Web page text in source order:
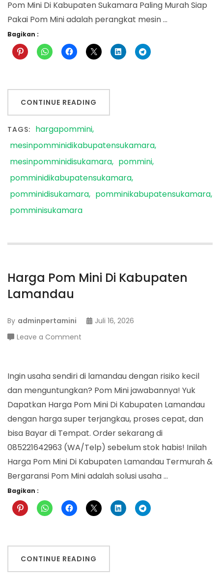
Pom Mini Di Kabupaten Sukamara Paling Murah Siap
Pakai Pom Mini adalah perangkat mesin …
Bagikan :
CONTINUE READING
TAGS: hargapommini
mesinpomminidikabupatensukamara
mesinpomminidisukamara
pommini
pomminidikabupatensukamara
pomminidisukamara
pomminikabupatensukamara
pomminisukamara
Harga Pom Mini Di Kabupaten
Lamandau
By adminpertamini
Juli 16, 2026
Leave a Comment
Mini
Di
Kabupaten
Lamandau
Ingin usaha sendiri di lamandau dengan risiko kecil
dan menguntungkan? Pom Mini jawabannya! Yuk
Dapatkan Harga Pom Mini Di Kabupaten Lamandau
dengan harga super terjangkau, proses cepat, dan
bisa Bayar di Tempat. Order sekarang di
085221642963 (WA/Telp) sebelum stok habis! Inilah
Harga Pom Mini Di Kabupaten Lamandau Termurah &
Bergaransi Pom Mini adalah solusi usaha …
Bagikan :
CONTINUE READING